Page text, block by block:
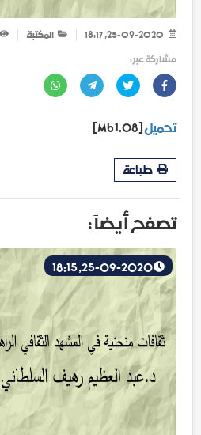
المكتبة
مشاركة عبر :
تحميل[1.08 Mb]
طباعة
تصفح أيضاً :